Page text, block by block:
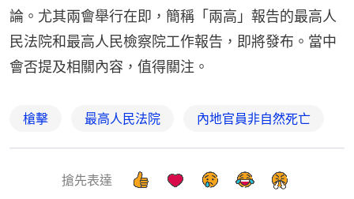
論。尤其兩會舉行在即，簡稱「兩高」報告的最高人
民法院和最高人民檢察院工作報告，即將發布。當中
會否提及相關內容，值得關注。
槍擊 最高人民法院 內地官員非自然死亡
搶先表達